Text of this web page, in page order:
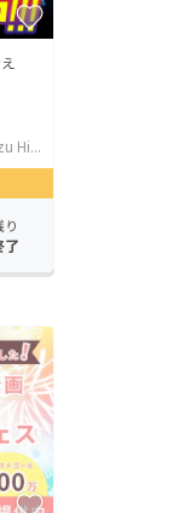
Hi...
り
了